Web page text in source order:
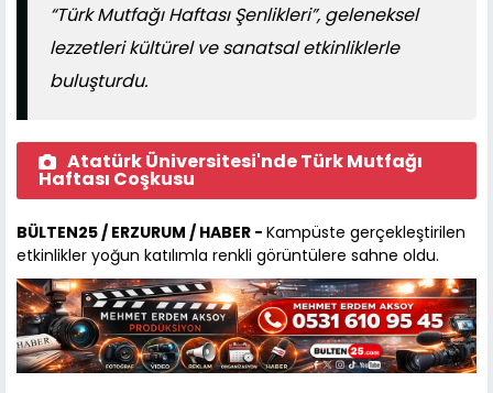
“Türk Mutfağı Haftası Şenlikleri”, geleneksel
lezzetleri kültürel ve sanatsal etkinliklerle
buluşturdu.
Atatürk Üniversitesi'nde Türk Mutfağı
Haftası Coşkusu
BÜLTEN25 / ERZURUM / HABER - Kampüste gerçekleştirilen
etkinlikler yoğun katılımla renkli görüntülere sahne oldu.